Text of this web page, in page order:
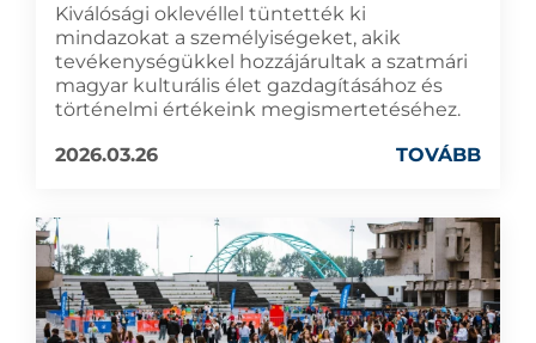
Kiválósági oklevéllel tüntették ki
mindazokat a személyiségeket, akik
tevékenységükkel hozzájárultak a szatmári
magyar kulturális élet gazdagításához és
történelmi értékeink megismertetéséhez.
2026.03.26
TOVÁBB